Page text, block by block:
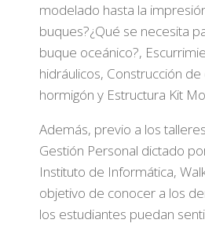
modelado hasta la
buques?¿Qué se necesita
buque oceánico?,
hidráulicos, Construcción
hormigón y Estructura Kit
Además, previo a los
Gestión Personal dictado
Instituto de Informática,
objetivo de conocer a los
los estudiantes puedan